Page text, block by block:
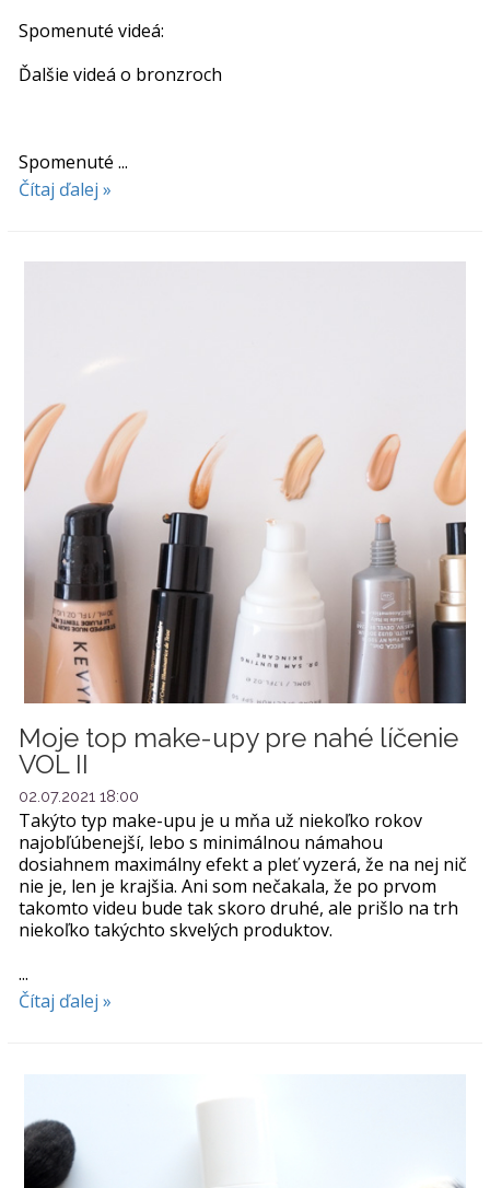
Spomenuté videá:
Ďalšie videá o bronzroch
Spomenuté ...
Čítaj ďalej »
Moje top make-upy pre nahé líčenie
VOL II
02.07.2021 18:00
Takýto typ make-upu je u mňa už niekoľko rokov
najobľúbenejší, lebo s minimálnou námahou
dosiahnem maximálny efekt a pleť vyzerá, že na nej nič
nie je, len je krajšia. Ani som nečakala, že po prvom
takomto videu bude tak skoro druhé, ale prišlo na trh
niekoľko takýchto skvelých produktov.
...
Čítaj ďalej »